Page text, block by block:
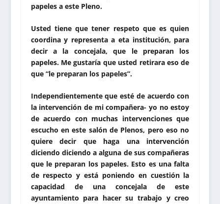
papeles a este Pleno.
Usted tiene que tener respeto que es quien
coordina y representa a eta institución, para
decir a la concejala, que le preparan los
papeles. Me gustaría que usted retirara eso de
que “le preparan los papeles”.
Independientemente que esté de acuerdo con
la intervención de mi compañera- yo no estoy
de acuerdo con muchas intervenciones que
escucho en este salón de Plenos, pero eso no
quiere decir que haga una intervención
diciendo diciendo a alguna de sus compañeras
que le preparan los papeles. Esto es una falta
de respecto y está poniendo en cuestión la
capacidad de una concejala de este
ayuntamiento para hacer su trabajo y creo